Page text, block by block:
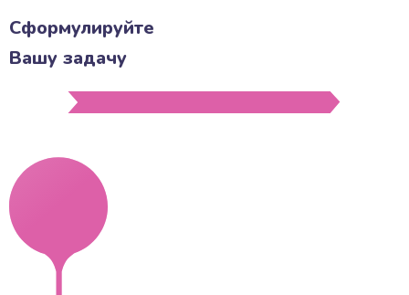
Сформулируйте
Вашу задачу